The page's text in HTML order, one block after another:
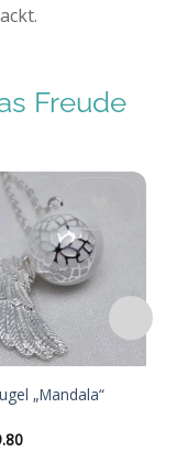
Freude
Auf die
Wunschliste
„Mandala“